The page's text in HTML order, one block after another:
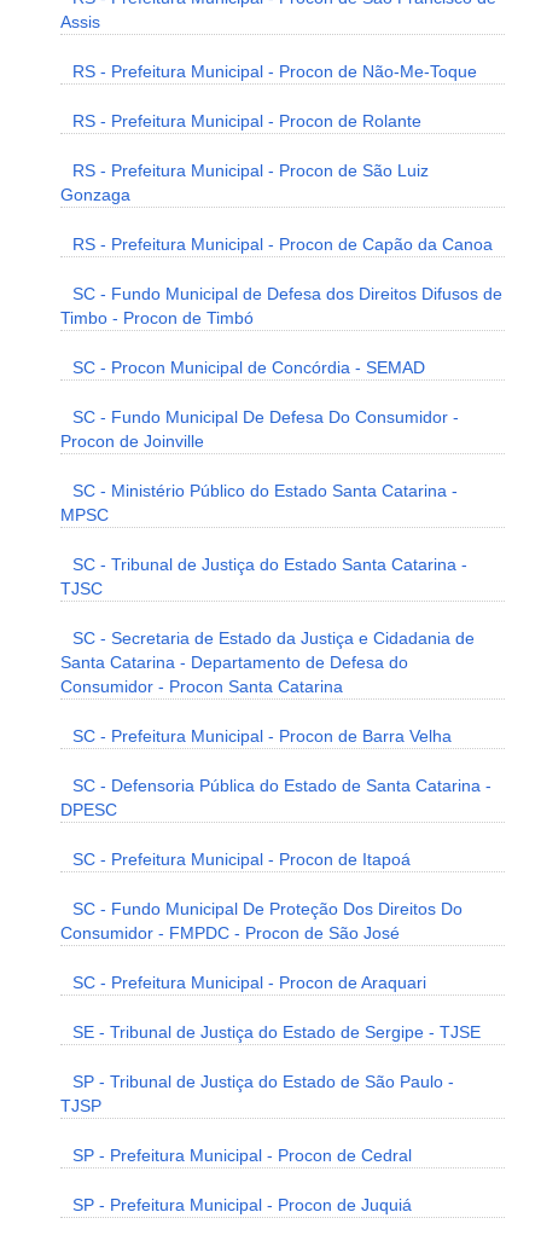
Assis
RS - Prefeitura Municipal - Procon de Não-Me-Toque
RS - Prefeitura Municipal - Procon de Rolante
RS - Prefeitura Municipal - Procon de São Luiz
Gonzaga
RS - Prefeitura Municipal - Procon de Capão da Canoa
SC - Fundo Municipal de Defesa dos Direitos Difusos de
Timbo - Procon de Timbó
SC - Procon Municipal de Concórdia - SEMAD
SC - Fundo Municipal De Defesa Do Consumidor -
Procon de Joinville
SC - Ministério Público do Estado Santa Catarina -
MPSC
SC - Tribunal de Justiça do Estado Santa Catarina -
TJSC
SC - Secretaria de Estado da Justiça e Cidadania de
Santa Catarina - Departamento de Defesa do
Consumidor - Procon Santa Catarina
SC - Prefeitura Municipal - Procon de Barra Velha
SC - Defensoria Pública do Estado de Santa Catarina -
DPESC
SC - Prefeitura Municipal - Procon de Itapoá
SC - Fundo Municipal De Proteção Dos Direitos Do
Consumidor - FMPDC - Procon de São José
SC - Prefeitura Municipal - Procon de Araquari
SE - Tribunal de Justiça do Estado de Sergipe - TJSE
SP - Tribunal de Justiça do Estado de São Paulo -
TJSP
SP - Prefeitura Municipal - Procon de Cedral
SP - Prefeitura Municipal - Procon de Juquiá